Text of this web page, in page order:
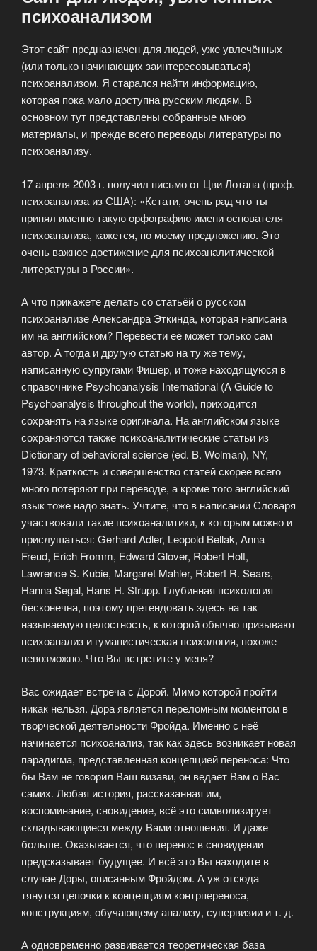
психоанализом
Этот сайт предназначен для людей, уже увлечённых
(или только начинающих заинтересовываться)
психоанализом. Я старался найти информацию,
которая пока мало доступна русским людям. В
основном тут представлены собранные мною
материалы, и прежде всего переводы литературы по
психоанализу.
17 апреля 2003 г. получил письмо от Цви Лотана (проф.
психоанализа из США): «Кстати, очень рад что ты
принял именно такую орфографию имени основателя
психоанализа, кажется, по моему предложению. Это
очень важное достижение для психоаналитической
литературы в России».
А что прикажете делать со статьёй о русском
психоанализе Александра Эткинда, которая написана
им на английском? Перевести её может только сам
автор. А тогда и другую статью на ту же тему,
написанную супругами Фишер, и тоже находящуюся в
справочнике Psychoanalysis International (A Guide to
Psychoanalysis throughout the world), приходится
сохранять на языке оригинала. На английском языке
сохраняются также психоаналитические статьи из
Dictionary of behavioral science (ed. B. Wolman), NY,
1973. Краткость и совершенство статей скорее всего
много потеряют при переводе, а кроме того английский
язык тоже надо знать. Учтите, что в написании Словаря
участвовали такие психоаналитики, к которым можно и
прислушаться: Gerhard Adler, Leopold Bellak, Anna
Freud, Erich Fromm, Edward Glover, Robert Holt,
Lawrence S. Kubie, Margaret Mahler, Robert R. Sears,
Hanna Segal, Hans H. Strupp. Глубинная психология
бесконечна, поэтому претендовать здесь на так
называемую целостность, к которой обычно призывают
психоанализ и гуманистическая психология, похоже
невозможно. Что Вы встретите у меня?
Вас ожидает встреча с Дорой. Мимо которой пройти
никак нельзя. Дора является переломным моментом в
творческой деятельности Фройда. Именно с неё
начинается психоанализ, так как здесь возникает новая
парадигма, представленная концепцией переноса: Что
бы Вам не говорил Ваш визави, он ведает Вам о Вас
самих. Любая история, рассказанная им,
воспоминание, сновидение, всё это символизирует
складывающиеся между Вами отношения. И даже
больше. Оказывается, что перенос в сновидении
предсказывает будущее. И всё это Вы находите в
случае Доры, описанным Фройдом. А уж отсюда
тянутся цепочки к концепциям контрпереноса,
конструкциям, обучающему анализу, супервизии и т. д.
А одновременно развивается теоретическая база